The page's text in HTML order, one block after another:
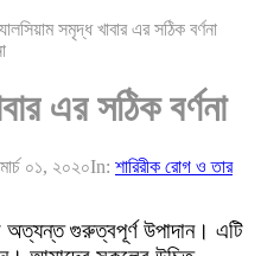
সমৃদ্ধ খাবার এর সঠিক বর্ণনা
এর সঠিক বর্ণনা
মার্চ ০১, ২০২০In: শারিরীক রোগ ও তার
অত্যন্ত গুরুত্বপূর্ণ উপাদান। এটি